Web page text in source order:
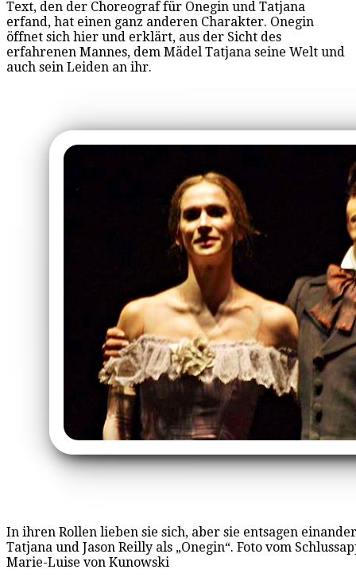
Text, den der Choreograf für Onegin und Tatjana
erfand, hat einen ganz anderen Charakter. Onegin
öffnet sich hier und erklärt, aus der Sicht des
erfahrenen Mannes, dem Mädel Tatjana seine Welt und
auch sein Leiden an ihr.
In ihren Rollen lieben sie sich, aber sie entsagen
Tatjana und Jason Reilly als „Onegin“. Foto vom
Marie-Luise von Kunowski